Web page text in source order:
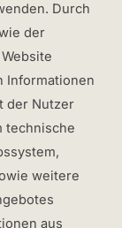
Durch
der
Informationen
der Nutzer
technische
weitere
aus